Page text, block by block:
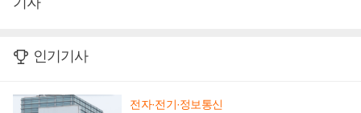
인기기사
전자·전기·정보통신